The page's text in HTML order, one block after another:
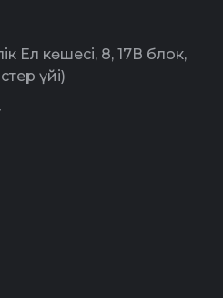
Ел көшесі, 8, 17В блок,
үйі)